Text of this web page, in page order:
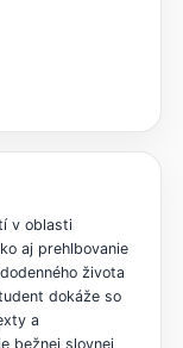
v oblasti
aj prehlbovanie
života
dokáže so
a
bežnej slovnej